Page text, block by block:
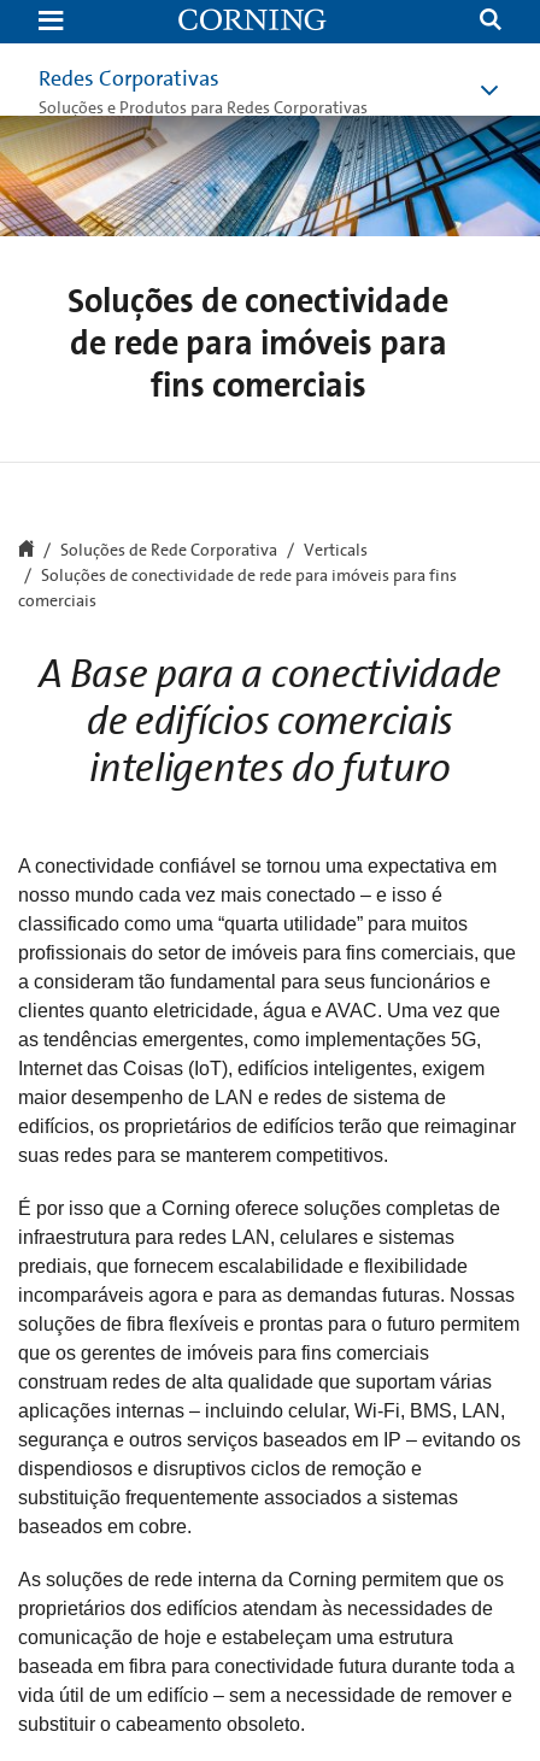
Network
Solutions
for
Commercial
Real
Estate
Redes Corporativas
Soluções e Produtos para Redes Corporativas
Soluções de conectividade
de rede para imóveis para
fins comerciais
Soluções de Rede Corporativa
Verticals
Soluções de conectividade de rede para imóveis para fins
comerciais
A Base para a conectividade
de edifícios comerciais
inteligentes do futuro
A conectividade confiável se tornou uma expectativa em
nosso mundo cada vez mais conectado – e isso é
classificado como uma “quarta utilidade” para muitos
profissionais do setor de imóveis para fins comerciais, que
a consideram tão fundamental para seus funcionários e
clientes quanto eletricidade, água e AVAC. Uma vez que
as tendências emergentes, como implementações 5G,
Internet das Coisas (IoT), edifícios inteligentes, exigem
maior desempenho de LAN e redes de sistema de
edifícios, os proprietários de edifícios terão que reimaginar
suas redes para se manterem competitivos.
É por isso que a Corning oferece soluções completas de
infraestrutura para redes LAN, celulares e sistemas
prediais, que fornecem escalabilidade e flexibilidade
incomparáveis agora e para as demandas futuras. Nossas
soluções de fibra flexíveis e prontas para o futuro permitem
que os gerentes de imóveis para fins comerciais
construam redes de alta qualidade que suportam várias
aplicações internas – incluindo celular, Wi-Fi, BMS, LAN,
segurança e outros serviços baseados em IP – evitando os
dispendiosos e disruptivos ciclos de remoção e
substituição frequentemente associados a sistemas
baseados em cobre.
As soluções de rede interna da Corning permitem que os
proprietários dos edifícios atendam às necessidades de
comunicação de hoje e estabeleçam uma estrutura
baseada em fibra para conectividade futura durante toda a
vida útil de um edifício – sem a necessidade de remover e
substituir o cabeamento obsoleto.